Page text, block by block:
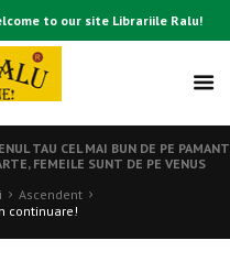
to our site Librariile Ralu!
TAU CEL MAI BUN DE PE
FEMEILE SUNT DE PE VENUS
Ascendent
continuare!